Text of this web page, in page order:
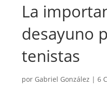
La
desayuno
tenistas
por Gabriel González | 6